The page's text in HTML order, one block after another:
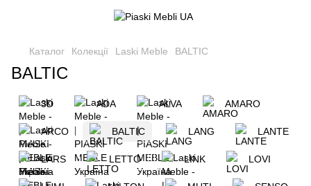
Каталог Колекції Laski Meble BALTIC
BALTIC
3D ADA ALVA AMARO
ARCO BALTIC LANG LANTE
LARS LETTO LINK LOVI